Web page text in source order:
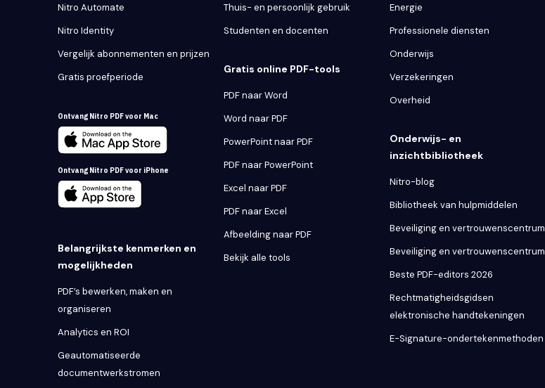
Nitro Automate
Nitro Identity
Vergelijk abonnementen en prijzen
Gratis proefperiode
Ontvang Nitro PDF voor Mac
Ontvang Nitro PDF voor iPhone
Belangrijkste kenmerken en
mogelijkheden
PDF’s bewerken, maken en
organiseren
Analytics en ROI
Geautomatiseerde
documentwerkstromen
Thuis- en persoonlijk gebruik
Studenten en docenten
Gratis online PDF-tools
PDF naar Word
Word naar PDF
PowerPoint naar PDF
PDF naar PowerPoint
Excel naar PDF
PDF naar Excel
Afbeelding naar PDF
Bekijk alle tools
Energie
Professionele diensten
Onderwijs
Verzekeringen
Overheid
Onderwijs- en
inzichtbibliotheek
Nitro-blog
Bibliotheek van hulpmiddelen
Beveiliging en vertrouwenscentrum
Beveiliging en vertrouwenscentrum
Beste PDF-editors 2026
Rechtmatigheidsgidsen
elektronische handtekeningen
E-Signature-ondertekenmethoden